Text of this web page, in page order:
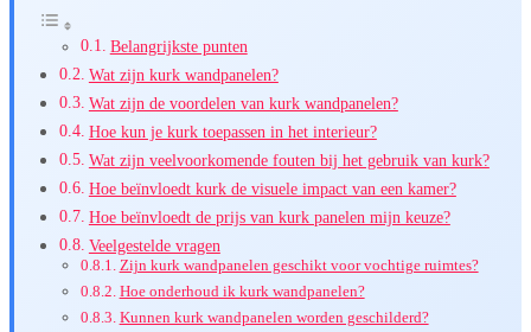
Belangrijkste punten
Wat zijn kurk wandpanelen?
Wat zijn de voordelen van kurk wandpanelen?
Hoe kun je kurk toepassen in het interieur?
Wat zijn veelvoorkomende fouten bij het gebruik van kurk?
Hoe beïnvloedt kurk de visuele impact van een kamer?
Hoe beïnvloedt de prijs van kurk panelen mijn keuze?
Veelgestelde vragen
Zijn kurk wandpanelen geschikt voor vochtige ruimtes?
Hoe onderhoud ik kurk wandpanelen?
Kunnen kurk wandpanelen worden geschilderd?